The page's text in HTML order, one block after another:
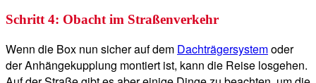
Schritt 4: Obacht im Straßenverkehr
Wenn die Box nun sicher auf dem Dachträgersystemoder
der Anhängekupplung montiert ist, kann die Reise losgehen.